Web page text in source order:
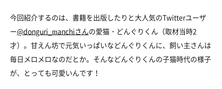
今回紹介するのは、書籍を出版したりと大人気のTwitterユーザ
ー@donguri_manchiさんの愛猫・どんぐりくん（取材当時2
才）。甘えん坊で元気いっぱいなどんぐりくんに、飼い主さんは
毎日メロメロなのだとか。そんなどんぐりくんの子猫時代の様子
が、とっても可愛いんです！